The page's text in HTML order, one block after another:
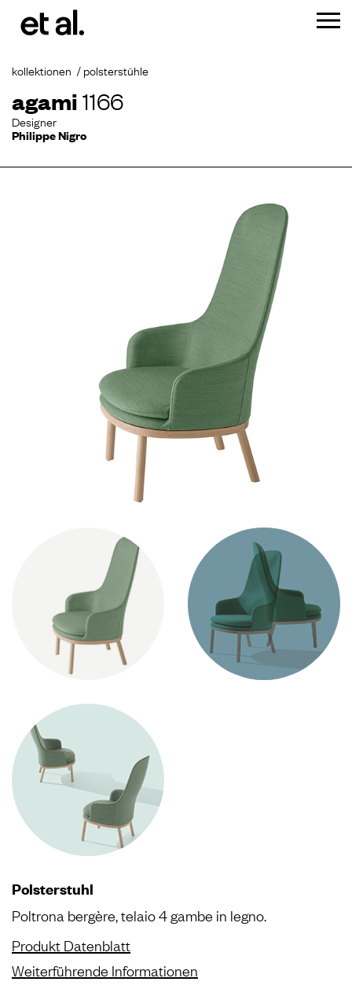
kollektionen polsterstühle
agami1166
Designer
Philippe Nigro
Polsterstuhl
Poltrona bergère, telaio 4 gambe in legno.
Produkt Datenblatt
Weiterführende Informationen